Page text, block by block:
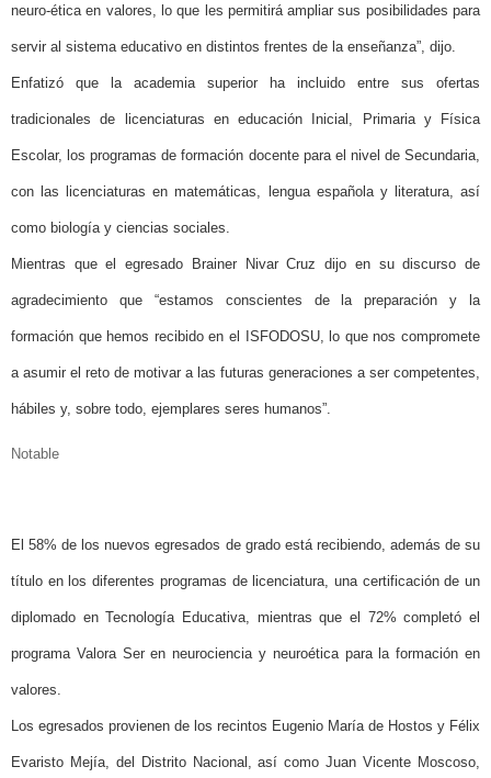
neuro-ética en valores, lo que les permitirá ampliar sus posibilidades para
servir al sistema educativo en distintos frentes de la enseñanza”, dijo.
Enfatizó que la academia superior ha incluido entre sus ofertas
tradicionales de licenciaturas en educación Inicial, Primaria y Física
Escolar, los programas de formación docente para el nivel de Secundaria,
con las licenciaturas en matemáticas, lengua española y literatura, así
como biología y ciencias sociales.
Mientras que el egresado Brainer Nivar Cruz dijo en su discurso de
agradecimiento que “estamos conscientes de la preparación y la
formación que hemos recibido en el ISFODOSU, lo que nos compromete
a asumir el reto de motivar a las futuras generaciones a ser competentes,
hábiles y, sobre todo, ejemplares seres humanos”.
Notable
El 58% de los nuevos egresados de grado está recibiendo, además de su
título en los diferentes programas de licenciatura, una certificación de un
diplomado en Tecnología Educativa, mientras que el 72% completó el
programa Valora Ser en neurociencia y neuroética para la formación en
valores.
Los egresados provienen de los recintos Eugenio María de Hostos y Félix
Evaristo Mejía, del Distrito Nacional, así como Juan Vicente Moscoso,